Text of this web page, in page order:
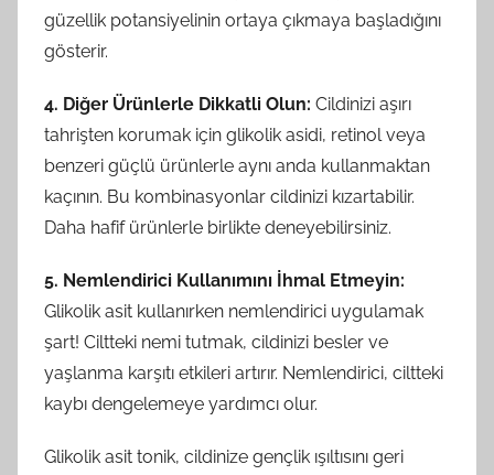
güzellik potansiyelinin ortaya çıkmaya başladığını
gösterir.
4. Diğer Ürünlerle Dikkatli Olun: Cildinizi aşırı
tahrişten korumak için glikolik asidi, retinol veya
benzeri güçlü ürünlerle aynı anda kullanmaktan
kaçının. Bu kombinasyonlar cildinizi kızartabilir.
Daha hafif ürünlerle birlikte deneyebilirsiniz.
5. Nemlendirici Kullanımını İhmal Etmeyin:
Glikolik asit kullanırken nemlendirici uygulamak
şart! Ciltteki nemi tutmak, cildinizi besler ve
yaşlanma karşıtı etkileri artırır. Nemlendirici, ciltteki
kaybı dengelemeye yardımcı olur.
Glikolik asit tonik, cildinize gençlik ışıltısını geri